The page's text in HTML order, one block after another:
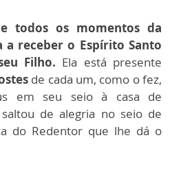
todos os momentos da
a receber o Espírito Santo
Filho. Ela está presente
de cada um, como o fez,
em seu seio à casa de
de alegria no seio de
do Redentor que lhe dá o